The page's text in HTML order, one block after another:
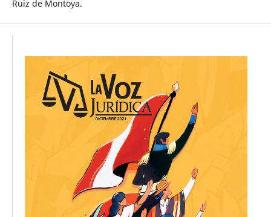
Ruiz de Montoya.